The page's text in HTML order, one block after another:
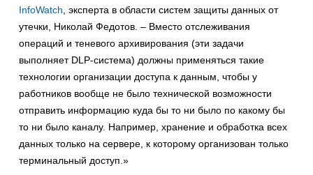
InfoWatch, эксперта в области систем защиты данных от
утечки, Николай Федотов. – Вместо отслеживания
операций и теневого архивирования (эти задачи
выполняет DLP-система) должны применяться такие
технологии организации доступа к данным, чтобы у
работников вообще не было технической возможности
отправить информацию куда бы то ни было по какому бы
то ни было каналу. Например, хранение и обработка всех
данных только на сервере, к которому организован только
терминальный доступ.»